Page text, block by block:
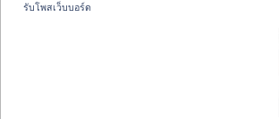
รับโพสเว็บบอร์ด